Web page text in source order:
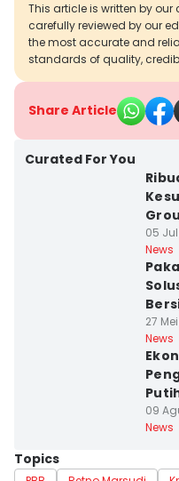
This article is written by
carefully reviewed by our
the most accurate and
standards of quality,
Share Article
Curated For You
05 Jul
News
27
News
09
News
Topics